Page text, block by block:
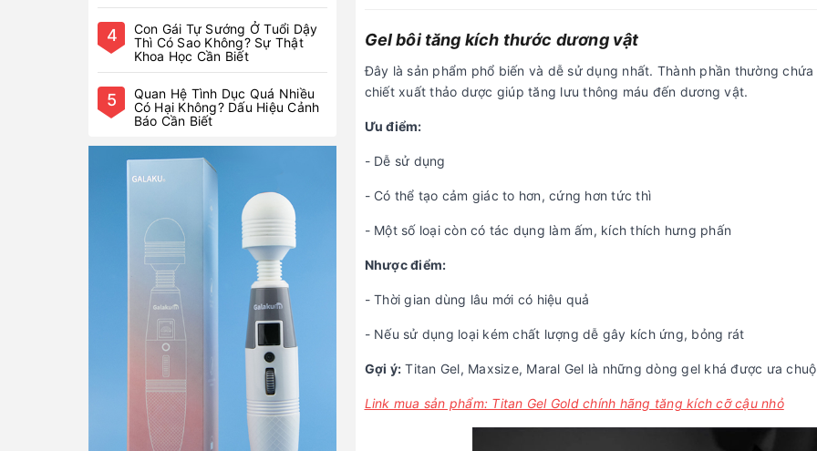
Gel bôi tăng kích thước dương vật
Đây là sản phẩm phổ biến và dễ sử dụng nhất. Thành phần thường
chiết xuất thảo dược giúp tăng lưu thông máu đến dương vật.
Ưu điểm:
- Dễ sử dụng
- Có thể tạo cảm giác to hơn, cứng hơn tức thì
- Một số loại còn có tác dụng làm ấm, kích thích hưng phấn
Nhược điểm:
- Thời gian dùng lâu mới có hiệu quả
- Nếu sử dụng loại kém chất lượng dễ gây kích ứng, bỏng rát
Gợi ý: Titan Gel, Maxsize, Maral Gel là những dòng gel khá được ưa
Link mua sản phẩm: Titan Gel Gold chính hãng tăng kích cỡ cậu nhỏ
4
Con Gái Tự Sướng Ở Tuổi Dậy
Thì Có Sao Không? Sự Thật
Khoa Học Cần Biết
5
Quan Hệ Tình Dục Quá Nhiều
Có Hại Không? Dấu Hiệu Cảnh
Báo Cần Biết